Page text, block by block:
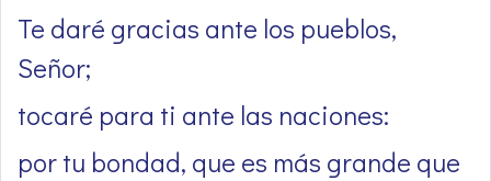
Te daré gracias ante los pueblos,
Señor;
tocaré para ti ante las naciones:
por tu bondad, que es más grande que